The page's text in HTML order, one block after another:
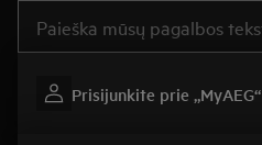
Prisijunkite prie „MyAEG“